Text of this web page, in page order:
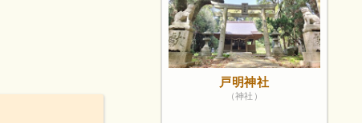
戸明神社
（神社）